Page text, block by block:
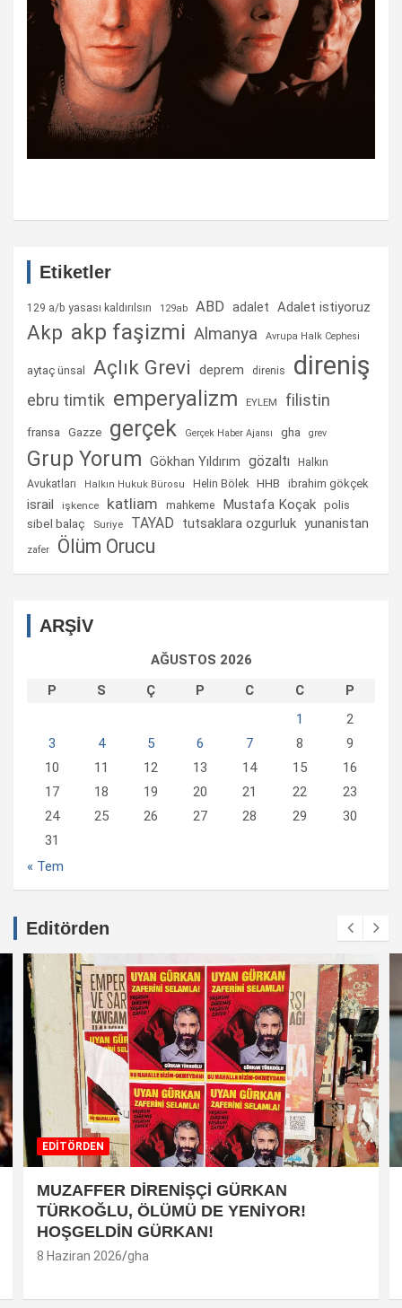
Etiketler
129 a/b yasası kaldırılsın 129ab ABD adalet Adalet istiyoruz
Akp akp faşizmi Almanya Avrupa Halk Cephesi
aytaç ünsal Açlık Grevi deprem direnis direniş
ebru timtik emperyalizm EYLEM filistin
fransa Gazze gerçek Gerçek Haber Ajansı gha grev
Grup Yorum Gökhan Yıldırım gözaltı
Halkın
Avukatları
Halkın Hukuk Bürosu Helin Bölek HHB ibrahim gökçek
israil işkence katliam mahkeme Mustafa Koçak polis
sibel balaç Suriye TAYAD tutsaklara ozgurluk yunanistan
zafer Ölüm Orucu
ARŞİV
AĞUSTOS 2026
P
S Ç P C C
P
1
2
3
4 5 6 7 8
9
10
11 12 13 14 15
16
17
18 19 20 21 22
23
24
25 26 27 28 29
30
31
« Tem
Editörden
EDİTÖRDEN
MUZAFFER DİRENİŞÇİ GÜRKAN
TÜRKOĞLU, ÖLÜMÜ DE YENİYOR!
HOŞGELDİN GÜRKAN!
8 Haziran 2026 gha